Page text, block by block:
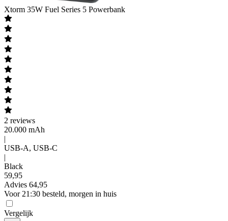
Xtorm 35W Fuel Series 5 Powerbank
2 reviews
20.000 mAh
|
USB-A, USB-C
|
Black
59,95
Advies 64,95
Voor 21:30 besteld, morgen in huis
Vergelijk